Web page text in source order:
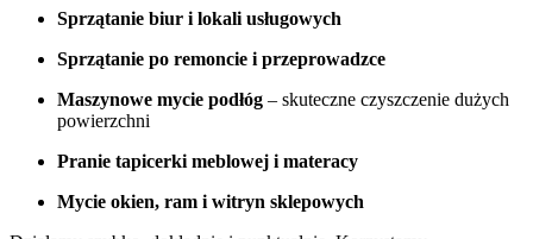
Sprzątanie biur i lokali usługowych
Sprzątanie po remoncie i przeprowadzce
Maszynowe mycie podłóg – skuteczne czyszczenie dużych
powierzchni
Pranie tapicerki meblowej i materacy
Mycie okien, ram i witryn sklepowych